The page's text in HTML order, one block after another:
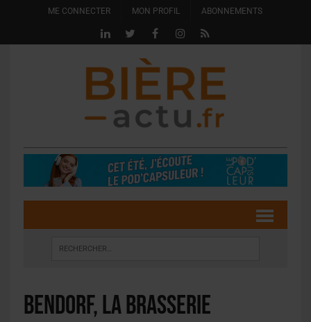
ME CONNECTER MON PROFIL ABONNEMENTS
Bendorf, la brasserie